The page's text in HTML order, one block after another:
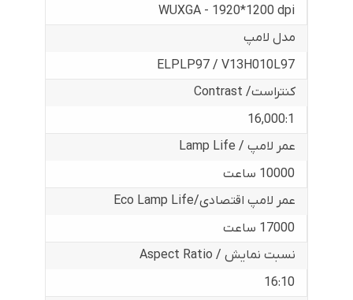
WUXGA - 1920*1200 dpi
مدل لامپ
ELPLP97 / V13H010L97
کنتراست/ Contrast
16,000:1
عمر لامپ / Lamp Life
10000 ساعت
عمر لامپ اقتصادی/Eco Lamp Life
17000 ساعت
نسبت نمایش / Aspect Ratio
16:10